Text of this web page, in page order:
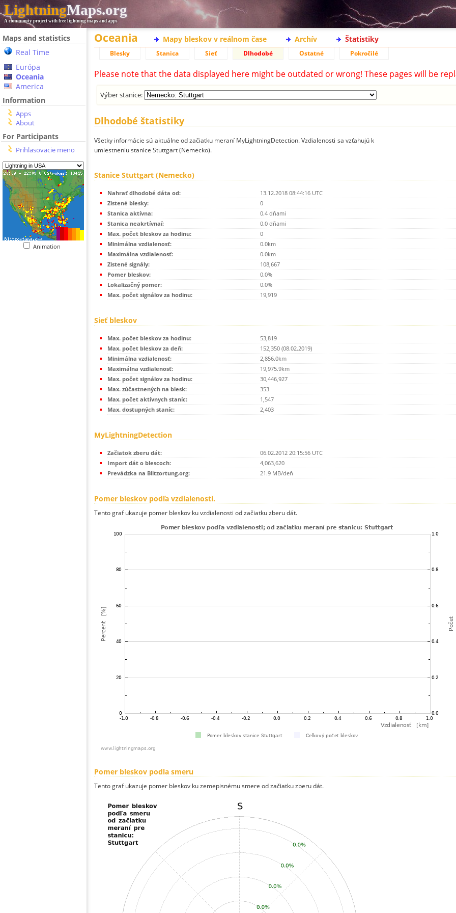
LightningMaps.org
A community project with free lightning maps and apps
Maps and statistics
Real Time
Európa
Oceania
America
Information
Apps
About
For Participants
Prihlasovacie meno
Animation
Oceania Mapy bleskov v reálnom čase Archív Štatistiky
Blesky Stanica Sieť Dlhodobé Ostatné Pokročilé
Please note that the data displayed here might be outdated or wrong! These pages will be
Výber stanice:
Dlhodobé štatistiky
Všetky informácie sú aktuálne od začiatku meraní MyLightningDetection. Vzdialenosti sa vzťahujú k
umiestneniu stanice Stuttgart (Nemecko).
Stanice Stuttgart (Nemecko)
Nahrať dlhodobé dáta od:
13.12.2018 08:44:16 UTC
Zistené blesky:
0
Stanica aktívna:
0.4 dňami
Stanica neakrtívnaí:
0.0 dňami
Max. počet bleskov za hodinu:
0
Minimálna vzdialenosť:
0.0km
Maximálna vzdialenosť:
0.0km
Zistené signály:
108,667
Pomer bleskov:
0.0%
Lokalizačný pomer:
0.0%
Max. počet signálov za hodinu:
19,919
Sieť bleskov
Max. počet bleskov za hodinu:
53,819
Max. počet bleskov za deň:
152,350 (08.02.2019)
Minimálna vzdialenosť:
2,856.0km
Maximálna vzdialenosť:
19,975.9km
Max. počet signálov za hodinu:
30,446,927
Max. zúčastnených na blesk:
353
Max. počet aktívnych staníc:
1,547
Max. dostupných staníc:
2,403
MyLightningDetection
Začiatok zberu dát:
06.02.2012 20:15:56 UTC
Import dát o blescoch:
4,063,620
Prevádzka na Blitzortung.org:
21.9 MB/deň
Pomer bleskov podľa vzdialenosti.
Tento graf ukazuje pomer bleskov ku vzdialenosti od začiatku zberu dát.
Pomer bleskov podla smeru
Tento graf ukazuje pomer bleskov ku zemepisnému smere od začiatku zberu dát.